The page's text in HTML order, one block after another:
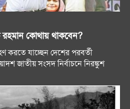
রহমান কোথায় থাকবেন?
করতে যাচ্ছেন দেশের পরবর্তী
জাতীয় সংসদ নির্বাচনে নিরঙ্কুশ